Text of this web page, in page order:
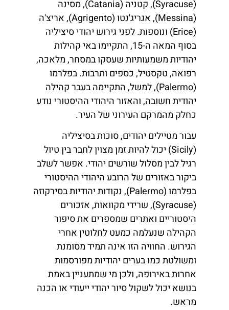
(Syracuse), קטניה (Catania), מסינה
(Messina), אגריג'נטו (Agrigento), אריצ'ה
(Erice) ונוספות. לפני גירוש יהודי סיציליה
בסוף המאה ה-15, התקיימו באי קהילות
יהודיות משמעותיות שעסקו במסחר, מלאכה,
רפואה, טקסטיל, כספים ותרבות. בפלרמו
(Palermo), למשל, התקיימה בעבר קהילה
יהודית חשובה, והאזור היהודי ההיסטורי נודע
כחלק מהמרקם העירוני של העיר.
עבור מטיילים יהודים, סוכות בסיציליה
(Sicily) יכול להיות זמן מצוין לחבר בין טיול
רגיל לבין מסלול שורשים יהודי. אפשר לשלב
ביקור באזורים של הרובע היהודי ההיסטורי
בפלרמו (Palermo), נקודות יהודיות בסירקוזה
(Syracuse), שרידי מקוואות, אזכורים
היסטוריים ואתרים שמספרים את סיפור
הקהילה שנעלמה כמעט לחלוטין אחרי
הגירוש. החוויה הזו אינה תמיד מסומנת
ומשולטת כמו בערים יהודיות מפורסמות
אחרות באירופה, ולכן מי שמתעניין באמת
בנושא יכול לשקול סיור יהודי ייעודי או הכנה
מראש.